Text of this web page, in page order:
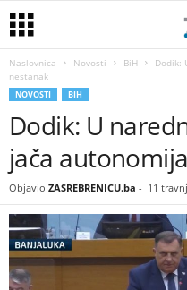
Naslovnica Novosti BiH
Dodik:
nestanak
NOVOSTI BIH
Dodik: U
jača
Objavio ZASREBRENICU.ba - 11